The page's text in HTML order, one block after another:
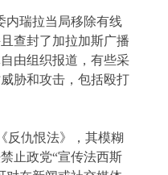
内瑞拉当局移除有线
查封了加拉加斯广播
由组织报道，有些采
胁和攻击，包括殴打
反仇恨法》，其模糊
止政党“宣传法西斯